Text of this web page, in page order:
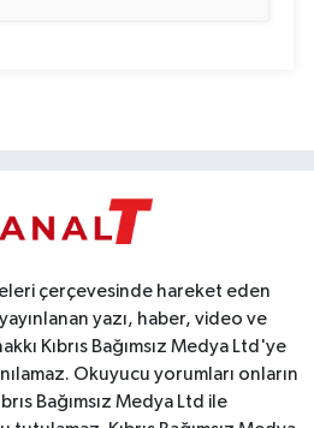
çerçevesinde hareket eden
yazı, haber, video ve
Kıbrıs Bağımsız Medya Ltd'ye
Okuyucu yorumları onların
Bağımsız Medya Ltd ile